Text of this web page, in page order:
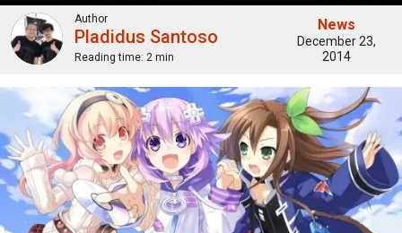
Author
Pladidus Santoso
Reading time: 2 min
News
December 23,
2014